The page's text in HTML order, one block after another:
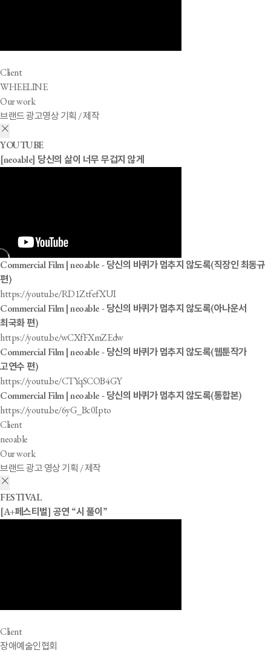
Client
WHEELINE
Our work
브랜드 광고영상 기획 / 제작
YOUTUBE
[neoable] 당신의 삶이 너무 무겁지 않게
Commercial Film | neoable - 당신의 바퀴가 멈추지 않도록(직장인 최동규
편)
https://youtu.be/RD1ZtfefXUI
Commercial Film | neoable - 당신의 바퀴가 멈추지 않도록(아나운서
최국화 편)
https://youtu.be/wCXfFXmZEdw
Commercial Film | neoable - 당신의 바퀴가 멈추지 않도록(웹툰작가
고연수 편)
https://youtu.be/CTYqSCOB4GY
Commercial Film | neoable - 당신의 바퀴가 멈추지 않도록(통합본)
https://youtu.be/6yG_Bc0Ipto
Client
neoable
Our work
브랜드 광고 영상 기획 / 제작
FESTIVAL
[A+페스티벌] 공연 “시 풀이”
Client
장애예술인협회